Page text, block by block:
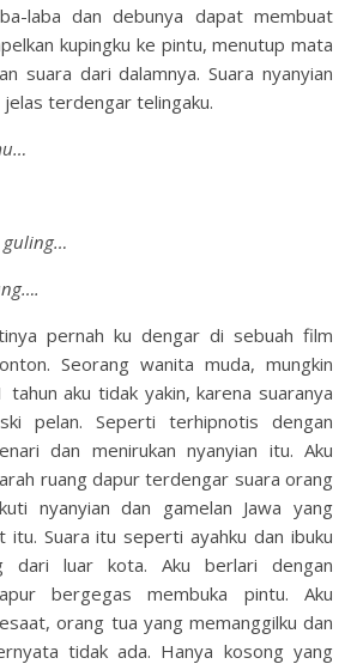
laba dan debunya dapat membuat
kupingku ke pintu, menutup mata
suara dari dalamnya. Suara nyanyian
jelas terdengar telingaku.
guling…
pernah ku dengar di sebuah film
Seorang wanita muda, mungkin
aku tidak yakin, karena suaranya
pelan. Seperti terhipnotis dengan
dan menirukan nyanyian itu. Aku
ruang dapur terdengar suara orang
nyanyian dan gamelan Jawa yang
itu. Suara itu seperti ayahku dan ibuku
dari luar kota. Aku berlari dengan
bergegas membuka pintu. Aku
orang tua yang memanggilku dan
tidak ada. Hanya kosong yang